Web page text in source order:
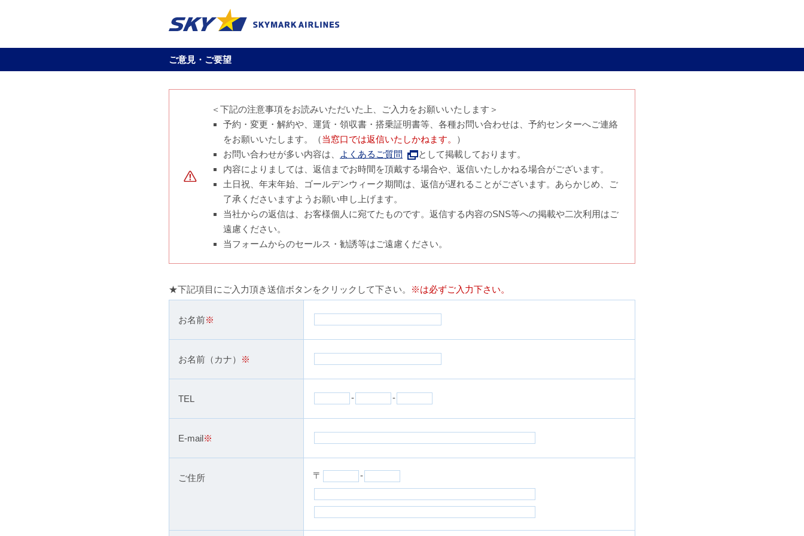
ご意見・ご要望
＜下記の注意事項をお読みいただいた上、ご入力をお願いいたします＞
予約・変更・解約や、運賃・領収書・搭乗証明書等、各種お問い合わせは、予約センターへご連絡
をお願いいたします。（当窓口では返信いたしかねます。
）
お問い合わせが多い内容は、
よくあるご質問
として掲載しております。
内容によりましては、返信までお時間を頂戴する場合や、返信いたしかねる場合がございます。
土日祝、年末年始、ゴールデンウィーク期間は、返信が遅れることがございます。あらかじめ、ご
了承くださいますようお願い申し上げます。
当社からの返信は、お客様個人に宛てたものです。返信する内容のSNS等への掲載や二次利用はご
遠慮ください。
当フォームからのセールス・勧誘等はご遠慮ください。
★下記項目にご入力頂き送信ボタンをクリックして下さい。 ※は必ずご入力下さい。
お名前※
お名前（カナ） ※
TEL - -
E-mail※
ご住所 〒 -